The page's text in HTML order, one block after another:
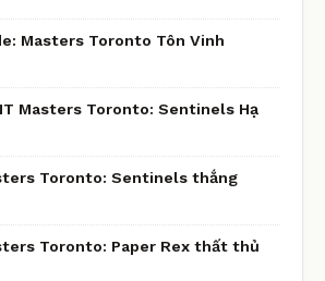
Masters Toronto Tôn Vinh
Masters Toronto: Sentinels Hạ
Toronto: Sentinels thắng
Toronto: Paper Rex thất thủ